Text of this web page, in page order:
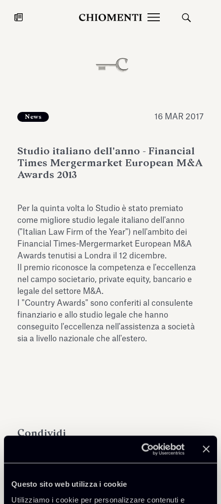
Questo sito web utilizza i cookie
Utilizziamo i cookie per personalizzare contenuti e
27 LUG 2026
mostra Marmora Romana
ampliando gli spazi espositivi
dell’Antiquarium di Villa Albani
Torlonia
Leggi tutto
EcoVadis
News 16 MAR 2017
Studio italiano dell'anno - Financial
Times Mergermarket European M&A
Awards 2013
Per la quinta volta lo Studio è stato premiato
come migliore studio legale italiano dell'anno
("Italian Law Firm of the Year") nell'ambito dei
Financial Times-Mergermarket European M&A
Awards tenutisi a Londra il 12 dicembre.
Il premio riconosce la competenza e l'eccellenza
nel campo societario, private equity, bancario e
legale del settore M&A.
I "Country Awards" sono conferiti al consulente
finanziario e allo studio legale che hanno
conseguito l'eccellenza nell'assistenza a società
sia a livello nazionale che all'estero.
Condividi